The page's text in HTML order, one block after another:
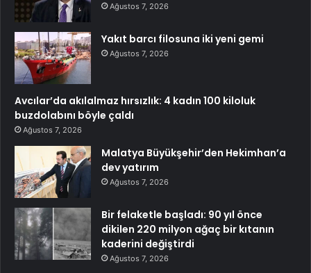
Ağustos 7, 2026
Yakıt barcı filosuna iki yeni gemi
Ağustos 7, 2026
Avcılar’da akılalmaz hırsızlık: 4 kadın 100 kiloluk
buzdolabını böyle çaldı
Ağustos 7, 2026
Malatya Büyükşehir’den Hekimhan’a
dev yatırım
Ağustos 7, 2026
Bir felaketle başladı: 90 yıl önce
dikilen 220 milyon ağaç bir kıtanın
kaderini değiştirdi
Ağustos 7, 2026